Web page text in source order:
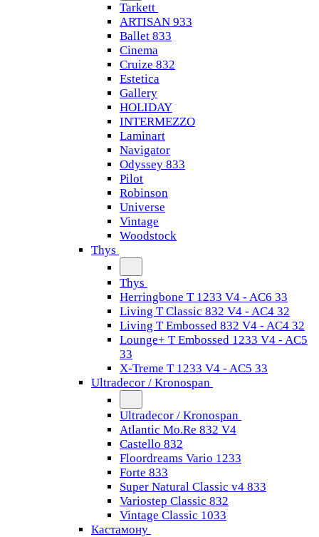
Tarkett
ARTISAN 933
Ballet 833
Cinema
Cruize 832
Estetica
Gallery
HOLIDAY
INTERMEZZO
Laminart
Navigator
Odyssey 833
Pilot
Robinson
Universe
Vintage
Woodstock
Thys
Thys
Herringbone T 1233 V4 - AC6 33
Living T Classic 832 V4 - AC4 32
Living T Embossed 832 V4 - AC4 32
Lounge+ T Embossed 1233 V4 - AC5
33
X-Treme T 1233 V4 - AC5 33
Ultradecor / Kronospan
Ultradecor / Kronospan
Atlantic Mo.Re 832 V4
Castello 832
Floordreams Vario 1233
Forte 833
Super Natural Classic v4 833
Variostep Classic 832
Vintage Classic 1033
Кастамону